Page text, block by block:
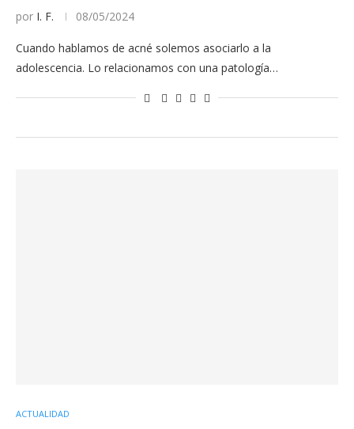
por I. F. 08/05/2024
Cuando hablamos de acné solemos asociarlo a la
adolescencia. Lo relacionamos con una patología…
ACTUALIDAD